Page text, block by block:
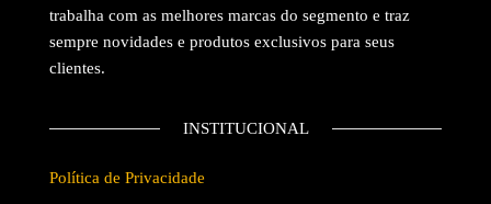
trabalha com as melhores marcas do segmento e traz
sempre novidades e produtos exclusivos para seus
clientes.
INSTITUCIONAL
Política de Privacidade